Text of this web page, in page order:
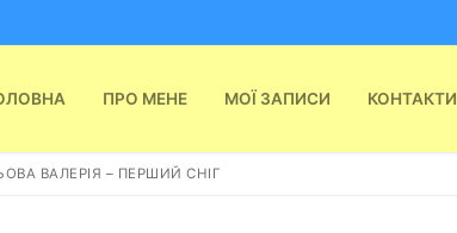
ПРО МЕНЕ МОЇ ЗАПИСИ КОНТАКТИ
ВАЛЕРІЯ – ПЕРШИЙ СНІГ